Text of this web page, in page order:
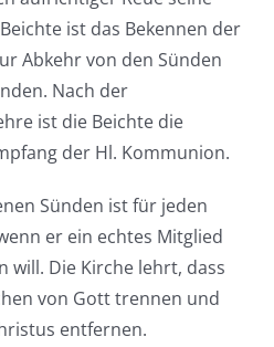
ist das Bekennen der
Abkehr von den Sünden
Nach der
ist die Beichte die
der Hl. Kommunion.
Sünden ist für jeden
er ein echtes Mitglied
will. Die Kirche lehrt, dass
von Gott trennen und
entfernen.